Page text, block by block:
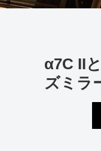
α7C II
ズミラ